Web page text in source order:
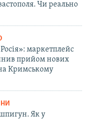
Чи реально
маркетплейс
прийом нових
Кримському
Як у